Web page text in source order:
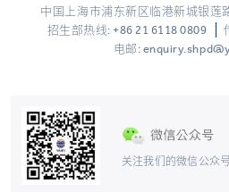
关注我们的微信公众
中国上海市浦东新区临港新城银莲
招生部热线: +86 21 6118 0809
电邮: